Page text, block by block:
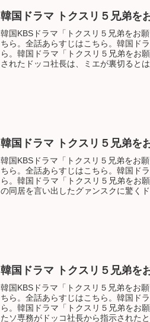
韓国ドラマ トクスリ５兄弟を
韓国KBSドラマ「トクスリ５兄弟をお
ちら。全話あらすじはこちら。韓国ド
ら。韓国ドラマ「トクスリ５兄弟をお
されたドッコ社長は、ミエが裏切ると
韓国ドラマ トクスリ５兄弟を
韓国KBSドラマ「トクスリ５兄弟をお
ちら。全話あらすじはこちら。韓国ド
ら。韓国ドラマ「トクスリ５兄弟をお
の同居を言い出したグァンスクに驚く
韓国ドラマ トクスリ５兄弟を
韓国KBSドラマ「トクスリ５兄弟をお
ちら。全話あらすじはこちら。韓国ド
ら。韓国ドラマ「トクスリ５兄弟をお
たソ専務がドッコ社長から指示された